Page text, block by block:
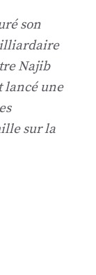
son
Najib
lancé une
sur la